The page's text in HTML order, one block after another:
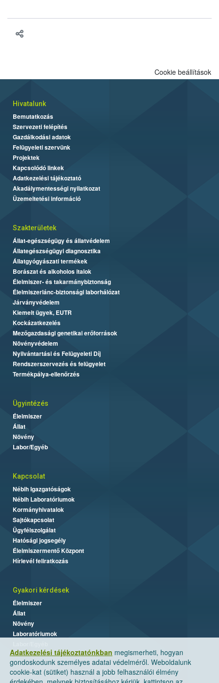
Adatkezelési tájékoztatónkban megismerheti, hogyan
gondoskodunk személyes adatai védelméről. Weboldalunk
cookie-kat (sütiket) használ a jobb felhasználói élmény
Cookie beállítások
Hivatalunk
Bemutatkozás
Szervezeti felépítés
Gazdálkodási adatok
Felügyeleti szervünk
Projektek
Kapcsolódó linkek
Adatkezelési tájékoztató
Akadálymentességi nyilatkozat
Üzemeltetési információ
Szakterületek
Állat-egészségügy és állatvédelem
Állategészségügyi diagnosztika
Állatgyógyászati termékek
Borászat és alkoholos italok
Élelmiszer- és takarmánybiztonság
Élelmiszerlánc-biztonsági laborhálózat
Járványvédelem
Kiemelt ügyek, EUTR
Kockázatkezelés
Mezőgazdasági genetikai erőforrások
Növényvédelem
Nyilvántartási és Felügyeleti Díj
Rendszerszervezés és felügyelet
Termékpálya-ellenőrzés
Ügyintézés
Élelmiszer
Állat
Növény
Labor/Egyéb
Kapcsolat
Nébih Igazgatóságok
Nébih Laboratóriumok
Kormányhivatalok
Sajtókapcsolat
Ügyfélszolgálat
Hatósági jogsegély
Élelmiszermentő Központ
Hírlevél feliratkozás
Gyakori kérdések
Élelmiszer
Állat
Növény
Laboratóriumok